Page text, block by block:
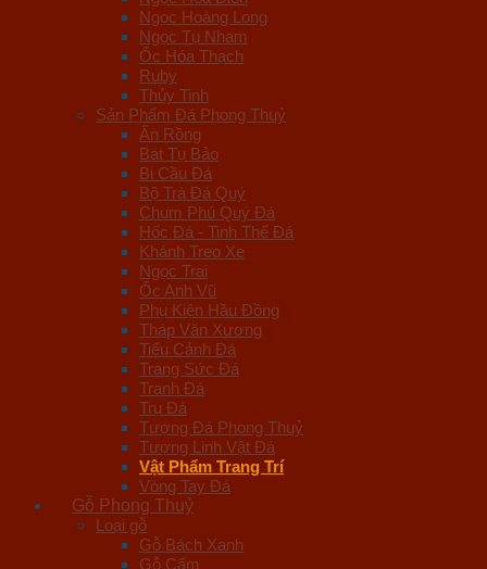
Ngọc Hoàng Long
Ngọc Tụ Nham
Ốc Hóa Thạch
Ruby
Thủy Tinh
Sản Phẩm Đá Phong Thuỷ
Ấn Rồng
Bát Tụ Bảo
Bi Cầu Đá
Bộ Trà Đá Quý
Chum Phú Quý Đá
Hốc Đá - Tinh Thể Đá
Khánh Treo Xe
Ngọc Trai
Ốc Anh Vũ
Phụ Kiện Hầu Đồng
Tháp Văn Xương
Tiểu Cảnh Đá
Trang Sức Đá
Tranh Đá
Trụ Đá
Tượng Đá Phong Thuỷ
Tượng Linh Vật Đá
Vật Phẩm Trang Trí
Vòng Tay Đá
Gỗ Phong Thuỷ
Loại gỗ
Gỗ Bách Xanh
Gỗ Cẩm